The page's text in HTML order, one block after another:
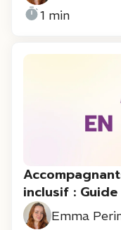
1 min
inclusif :
Emma